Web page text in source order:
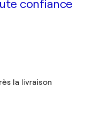
confiance
la livraison